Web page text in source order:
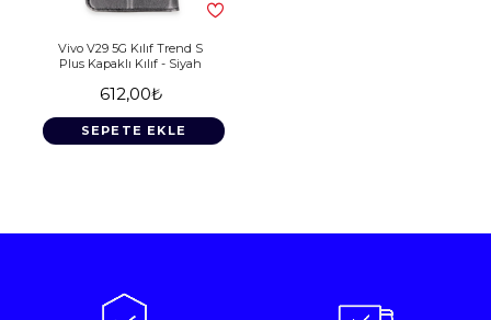
Vivo V29 5G Kılıf Trend S
Plus Kapaklı Kılıf - Siyah
612,00₺
SEPETE EKLE